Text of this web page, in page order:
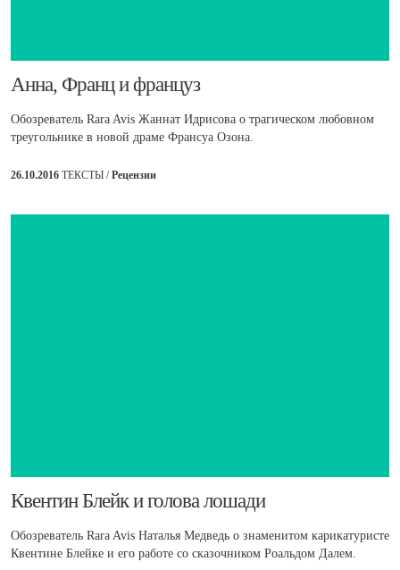
​Анна, Франц и француз
Обозреватель Rara Avis Жаннат Идрисова о трагическом любовном
треугольнике в новой драме Франсуа Озона.
26.10.2016 ТЕКСТЫ /Рецензии
Квентин Блейк и голова лошади
Обозреватель Rara Avis Наталья Медведь о знаменитом карикатуристе
Квентине Блейке и его работе со сказочником Роальдом Далем.